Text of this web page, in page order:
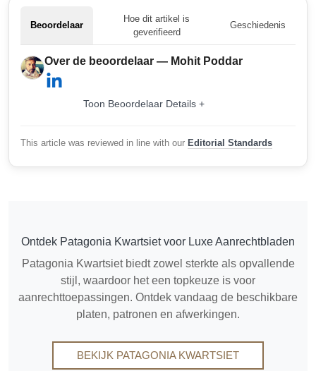
Beoordelaar
Hoe dit artikel is
geverifieerd
Geschiedenis
Over de beoordelaar — Mohit Poddar
Toon Beoordelaar Details +
This article was reviewed in line with our Editorial Standards
Ontdek Patagonia Kwartsiet voor Luxe Aanrechtbladen
Patagonia Kwartsiet biedt zowel sterkte als opvallende
stijl, waardoor het een topkeuze is voor
aanrechttoepassingen. Ontdek vandaag de beschikbare
platen, patronen en afwerkingen.
BEKIJK PATAGONIA KWARTSIET